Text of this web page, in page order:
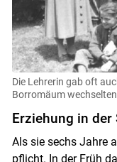
Die Lehrerin gab oft
Borromäum
Erziehung in der
Als sie sechs Jahre
pflicht. In der Früh